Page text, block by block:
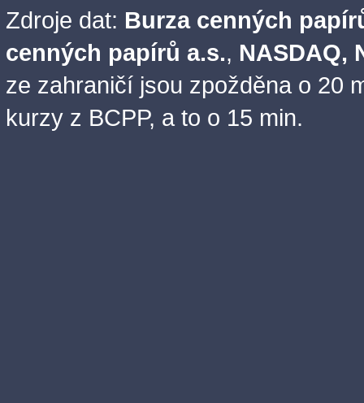
Zdroje dat: Burza cenných
cenných papírů a.s., NASDAQ,
ze zahraničí jsou zpožděna o 20
kurzy z BCPP, a to o 15 min.